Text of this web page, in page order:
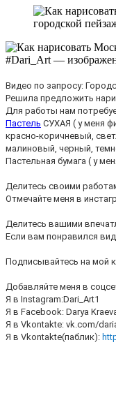
Видео по запросу:
Решила предложить
Для работы нам
Пастель СУХАЯ ( у меня
красно-коричневый,
малиновый, черный,
Пастельная бумага ( у
Делитесь своими
Отмечайте меня в
Делитесь вашими
Если вам понравился
Подписывайтесь на мой
Добавляйте меня в
Я в Instagram:Dari_Art1
Я в Facebook: Darya
Я в Vkontakte: vk.com/
Я в Vkontakte(паблик):